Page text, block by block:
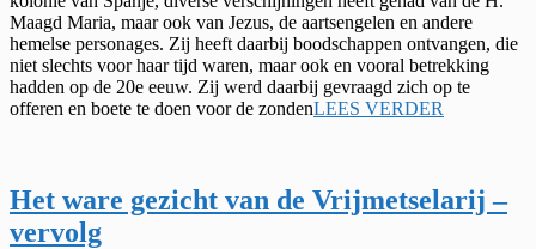
Maagd Maria, maar ook van Jezus, de aartsengelen en andere
hemelse personages. Zij heeft daarbij boodschappen ontvangen, die
niet slechts voor haar tijd waren, maar ook en vooral betrekking
hadden op de 20e eeuw. Zij werd daarbij gevraagd zich op te
offeren en boete te doen voor de zondenLEES VERDER
Het ware gezicht van de Vrijmetselarij –
vervolg